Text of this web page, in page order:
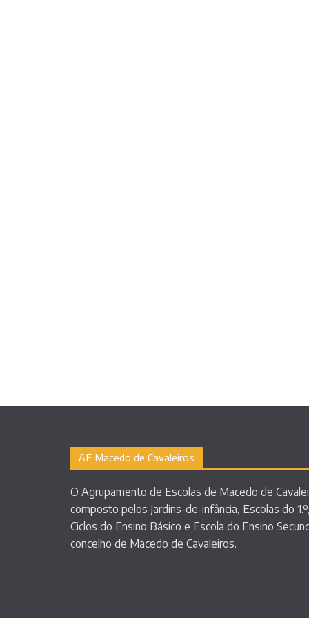
AE Macedo de Cavaleiros
O Agrupamento de Escolas de Macedo de
composto pelos Jardins-de-infância, Escolas do
Ciclos do Ensino Básico e Escola do Ensino
concelho de Macedo de Cavaleiros.